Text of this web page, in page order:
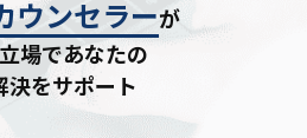
ウンセラーが
場であなたの
決をサポート